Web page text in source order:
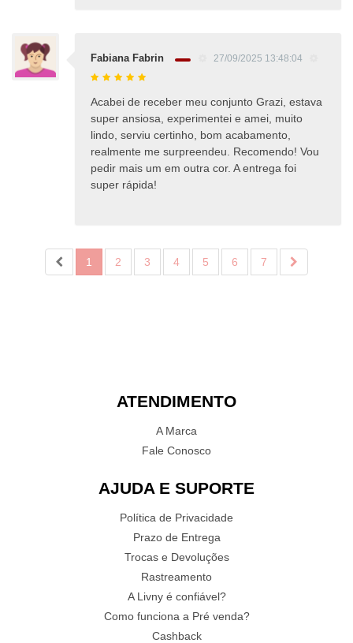
Fabiana Fabrin 27/09/2025 13:48:04
Acabei de receber meu conjunto Grazi, estava
super ansiosa, experimentei e amei, muito
lindo, serviu certinho, bom acabamento,
realmente me surpreendeu. Recomendo! Vou
pedir mais um em outra cor. A entrega foi
super rápida!
1 2 3 4 5 6 7
ATENDIMENTO
A Marca
Fale Conosco
AJUDA E SUPORTE
Política de Privacidade
Prazo de Entrega
Trocas e Devoluções
Rastreamento
A Livny é confiável?
Como funciona a Pré venda?
Cashback